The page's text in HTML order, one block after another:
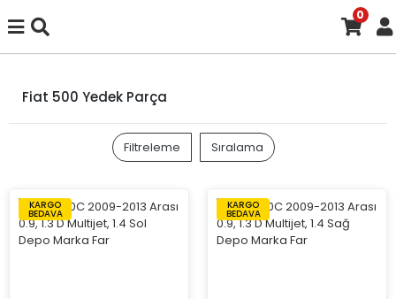
0
Fiat 500 Yedek Parça
Filtreleme Sıralama
KARGO
BEDAVA
KARGO
BEDAVA